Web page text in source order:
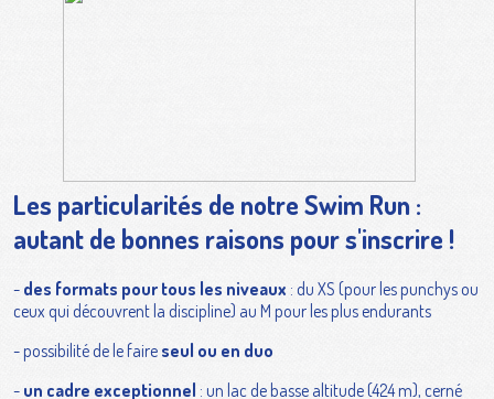
Les particularités de notre Swim Run :
autant de bonnes raisons pour s'inscrire !
- des formats pour tous les niveaux : du XS (pour les punchys ou
ceux qui découvrent la discipline) au M pour les plus endurants
- possibilité de le faire seul ou en duo
- un cadre exceptionnel : un lac de basse altitude (424 m), cerné